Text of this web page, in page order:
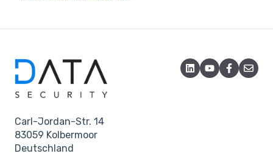
Carl-Jordan-Str. 14
83059 Kolbermoor
Deutschland